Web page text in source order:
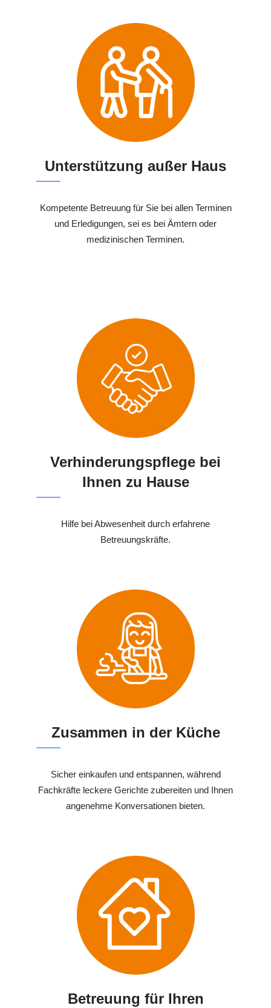
Unterstützung außer Haus
Kompetente Betreuung für Sie bei allen Terminen
und Erledigungen, sei es bei Ämtern oder
medizinischen Terminen.
Verhinderungspflege bei
Ihnen zu Hause
Hilfe bei Abwesenheit durch erfahrene
Betreuungskräfte.
Zusammen in der Küche
Sicher einkaufen und entspannen, während
Fachkräfte leckere Gerichte zubereiten und Ihnen
angenehme Konversationen bieten.
Betreuung für Ihren